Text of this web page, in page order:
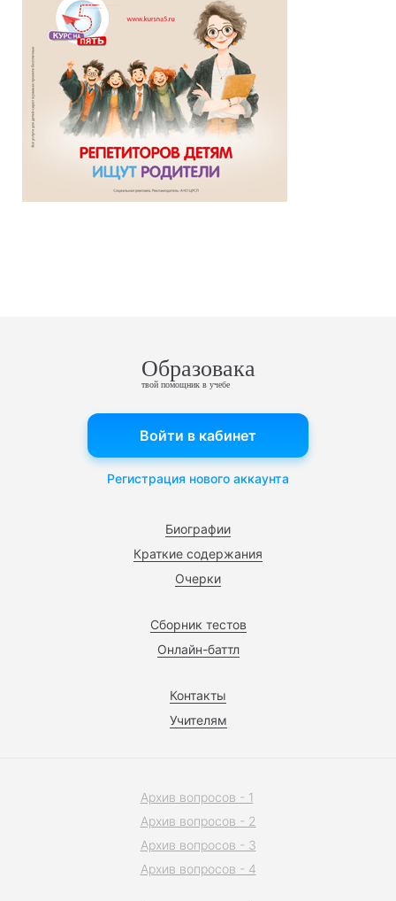
Образовака
твой помощник в учебе
Биографии
Краткие содержания
Очерки
Сборник тестов
Онлайн-баттл
Контакты
Учителям
Войти в кабинет
Регистрация нового аккаунта
Архив вопросов - 1
Архив вопросов - 2
Архив вопросов - 3
Архив вопросов - 4